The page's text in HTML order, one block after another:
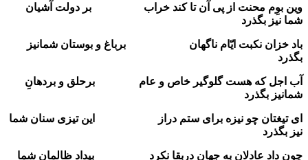
وین بوِم محنت از پی آن تا کند خراب بر دولت آشیان
شما نیز بگذرد
باد خزان نکبت ایّام ناگهان برباغ و بوستان شمانیز
بگذرد
آب اجل که هست گلوگیر خاص و عام برحلق و بردهانِ
شمانیز بگذرد
ای تیغتان چو نیزه برای ستم دراز
این تیزی سنان شما
نیز بگذرد
چون داد عادلان به جهان دربقا نکرد بیداد ظالمان شما